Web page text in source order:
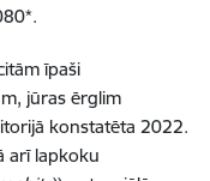
īpaši
jūras ērglim
konstatēta 2022.
arī lapkoku